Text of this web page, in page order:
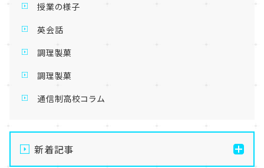
授業の様子
英会話
調理製菓
調理製菓
通信制高校コラム
新着記事